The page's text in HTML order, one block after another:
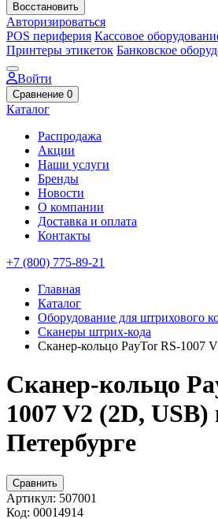
Восстановить
Авторизироваться
POS периферия Кассовое
Принтеры этикеток Банковское
Войти
Сравнение 0
Каталог
Распродажа
Акции
Наши услуги
Бренды
Новости
О компании
Доставка и оплата
Контакты
+7 (800) 775-89-21
Главная
Каталог
Оборудование для штрихового
Сканеры штрих-кода
Сканер-кольцо PayTor RS-1007
Сканер-кольцо
1007 V2 (2D,
Петербурге
Сравнить
Артикул: 507001
Код: 00014914